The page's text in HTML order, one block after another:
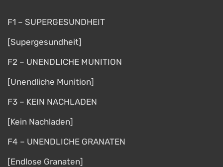
F1 – SUPERGESUNDHEIT
[Supergesundheit]
F2 – UNENDLICHE MUNITION
[Unendliche Munition]
F3 – KEIN NACHLADEN
[Kein Nachladen]
F4 – UNENDLICHE GRANATEN
[Endlose Granaten]